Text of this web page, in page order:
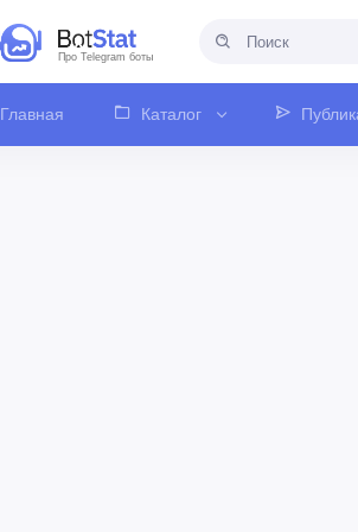
Про Telegram боты
Главная Каталог